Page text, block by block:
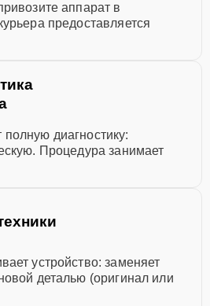
аппарат в
предоставляется
диагностику:
Процедура занимает
устройство: заменяет
деталью (оригинал или